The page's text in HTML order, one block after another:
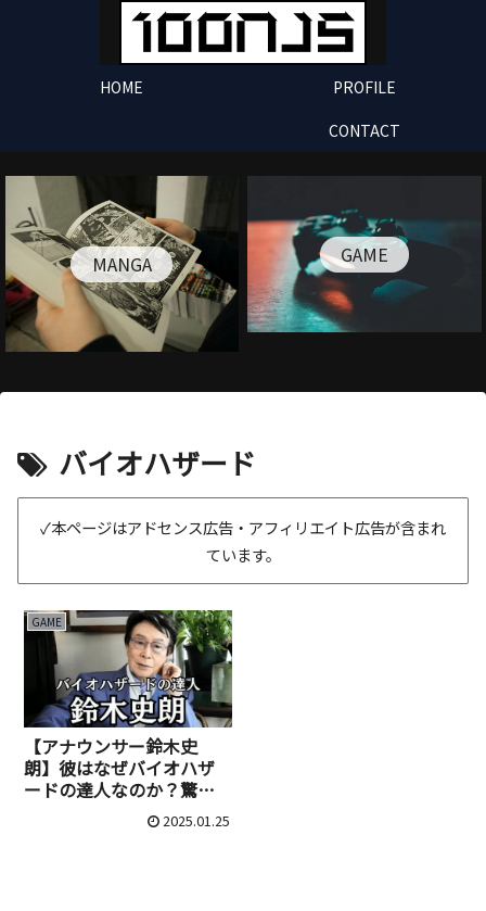
HOME
PROFILE
CONTACT
MANGA GAME
バイオハザード
✓本ページはアドセンス広告・アフィリエイト広告が含まれ
ています。
GAME
【アナウンサー鈴木史
朗】彼はなぜバイオハザ
ードの達人なのか？驚愕
のプレイと理由を徹底解
2025.01.25